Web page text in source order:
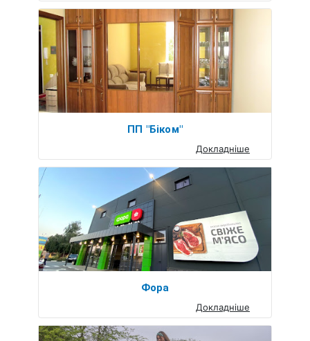
ПП "Біком"
Докладніше
Фора
Докладніше